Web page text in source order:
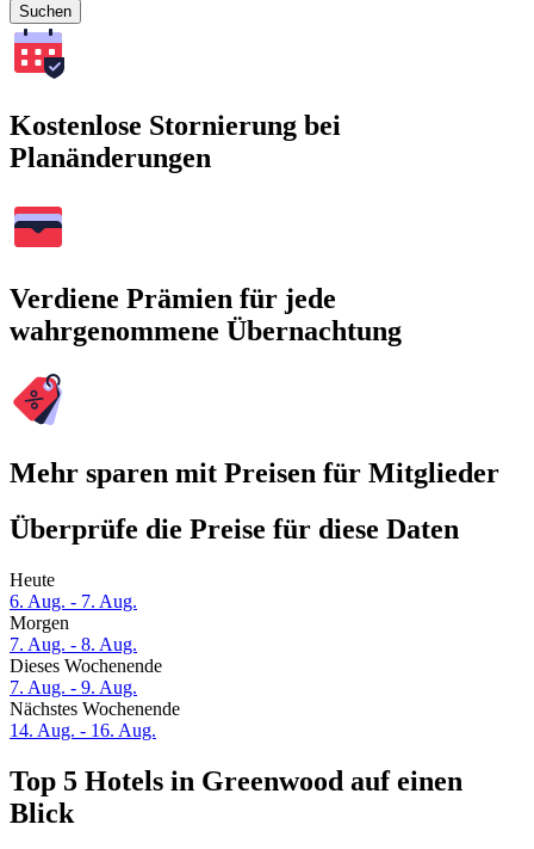
Suchen
Kostenlose Stornierung bei
Planänderungen
Verdiene Prämien für jede
wahrgenommene Übernachtung
Mehr sparen mit Preisen für Mitglieder
Überprüfe die Preise für diese Daten
Heute
6. Aug. - 7. Aug.
Morgen
7. Aug. - 8. Aug.
Dieses Wochenende
7. Aug. - 9. Aug.
Nächstes Wochenende
14. Aug. - 16. Aug.
Top 5 Hotels in Greenwood auf einen
Blick